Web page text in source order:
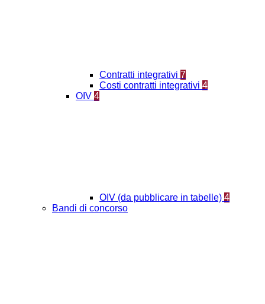
Contratti integrativi 7
Costi contratti integrativi 4
OIV 4
OIV (da pubblicare in tabelle) 4
Bandi di concorso